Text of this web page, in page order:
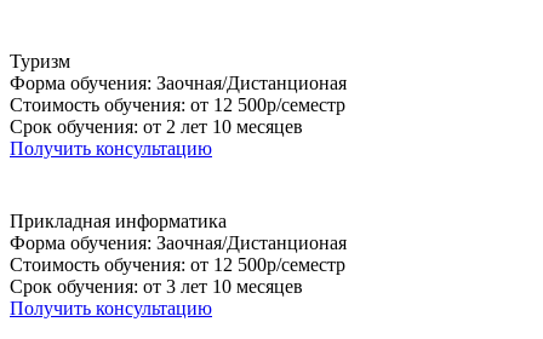
Туризм
Форма обучения: Заочная/Дистанционая
Стоимость обучения: от 12 500р/семестр
Срок обучения: от 2 лет 10 месяцев
Получить консультацию
Прикладная информатика
Форма обучения: Заочная/Дистанционая
Стоимость обучения: от 12 500р/семестр
Срок обучения: от 3 лет 10 месяцев
Получить консультацию